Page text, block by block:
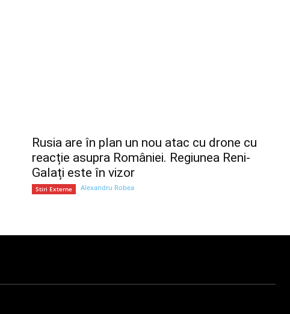
Rusia are în plan un nou atac cu drone cu
reacție asupra României. Regiunea Reni-
Galați este în vizor
Stiri Externe Alexandru Robea